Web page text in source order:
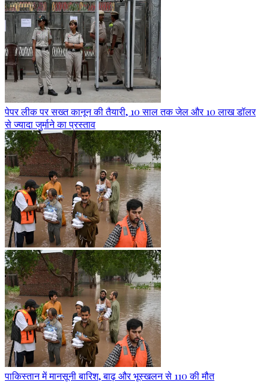
पेपर लीक पर सख्त कानून की तैयारी, 10 साल तक जेल और 10 लाख डॉलर
से ज्यादा जुर्माने का प्रस्ताव
पाकिस्तान में मानसूनी बारिश, बाढ़ और भूस्खलन से 110 की मौत